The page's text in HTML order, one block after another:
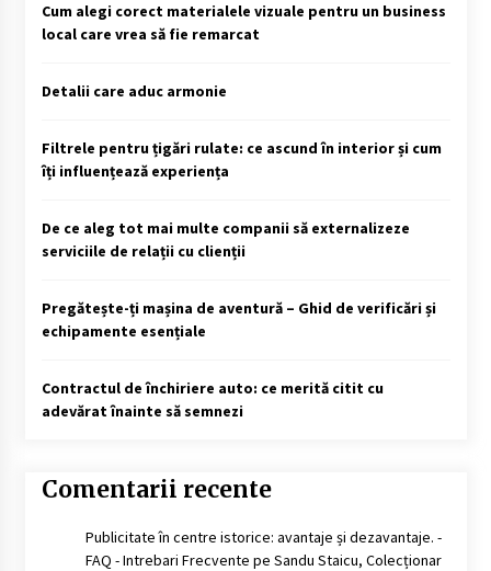
Cum alegi corect materialele vizuale pentru un business
local care vrea să fie remarcat
Detalii care aduc armonie
Filtrele pentru țigări rulate: ce ascund în interior și cum
îți influențează experiența
De ce aleg tot mai multe companii să externalizeze
serviciile de relații cu clienții
Pregătește-ți mașina de aventură – Ghid de verificări și
echipamente esențiale
Contractul de închiriere auto: ce merită citit cu
adevărat înainte să semnezi
Comentarii recente
Publicitate în centre istorice: avantaje și dezavantaje. -
FAQ - Intrebari Frecvente pe Sandu Staicu, Colecționar